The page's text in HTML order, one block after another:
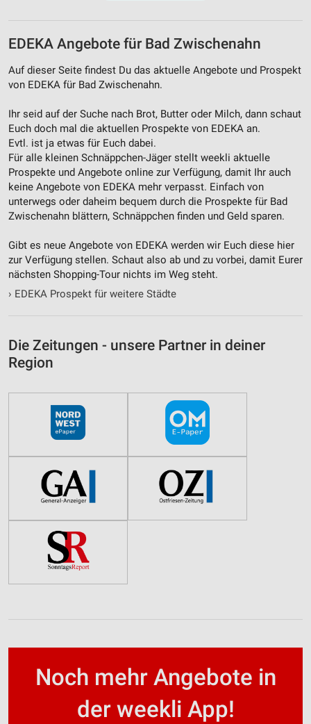
EDEKA Angebote für Bad Zwischenahn
Auf dieser Seite findest Du das aktuelle Angebote und Prospekt
von EDEKA für Bad Zwischenahn.
Ihr seid auf der Suche nach Brot, Butter oder Milch, dann schaut
Euch doch mal die aktuellen Prospekte von EDEKA an.
Evtl. ist ja etwas für Euch dabei.
Für alle kleinen Schnäppchen-Jäger stellt weekli aktuelle
Prospekte und Angebote online zur Verfügung, damit Ihr auch
keine Angebote von EDEKA mehr verpasst. Einfach von
unterwegs oder daheim bequem durch die Prospekte für Bad
Zwischenahn blättern, Schnäppchen finden und Geld sparen.
Gibt es neue Angebote von EDEKA werden wir Euch diese hier
zur Verfügung stellen. Schaut also ab und zu vorbei, damit Eurer
nächsten Shopping-Tour nichts im Weg steht.
› EDEKA Prospekt für weitere Städte
Die Zeitungen - unsere Partner in deiner
Region
Noch mehr Angebote in
der weekli App!